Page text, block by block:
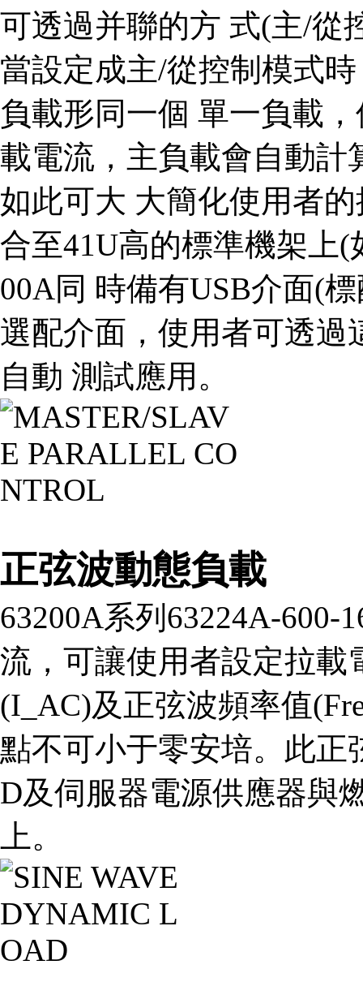
可透過并聯的方 式(主/從
當設定成主/從控制模式
負載形同一個 單一負載
載電流，主負載會自動計
如此可大 大簡化使用者
合至41U高的標準機架上
00A同 時備有USB介面(
選配介面，使用者可透過
自動 測試應用。
正弦波動態負載
63200A系列63224A-600-
流，可讓使用者設定拉載
(I_AC)及正弦波頻率值
點不可小于零安培。此正
D及伺服器電源供應器與
上。